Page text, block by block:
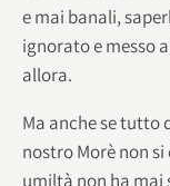
e mai banali,
ignorato e messo
allora.
Ma anche se tutto
nostro Morè non
umiltà non ha mai